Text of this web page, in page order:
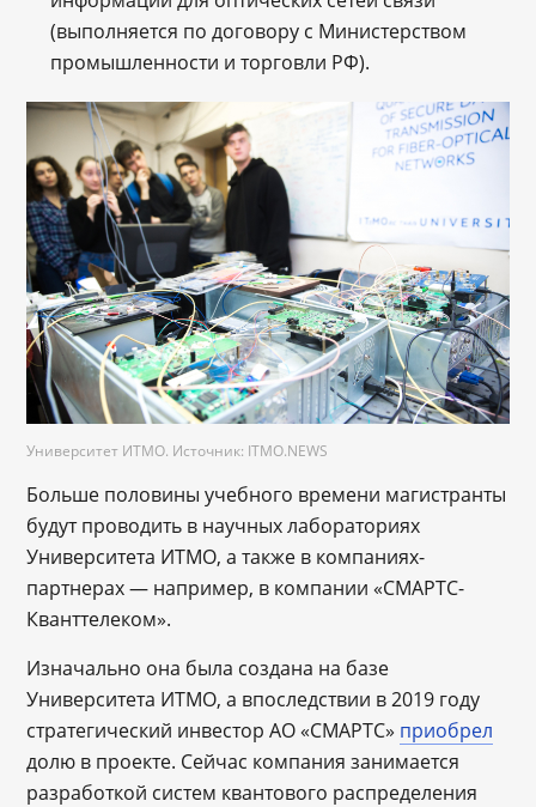
(выполняется по договору с Министерством
промышленности и торговли РФ).
Университет ИТМО. Источник: ITMO.NEWS
Больше половины учебного времени магистранты
будут проводить в научных лабораториях
Университета ИТМО, а также в компаниях-
партнерах ― например, в компании «СМАРТС-
Кванттелеком».
Изначально она была создана на базе
Университета ИТМО, а впоследствии в 2019 году
стратегический инвестор АО «СМАРТС» приобрел
долю в проекте. Сейчас компания занимается
разработкой систем квантового распределения